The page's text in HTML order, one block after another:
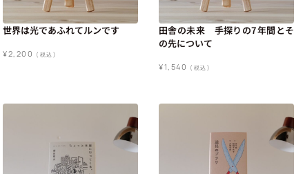
世界は光であふれてルンです
¥2,200 (税込)
田舎の未来 手探りの7年間とそ
の先について
¥1,540 (税込)